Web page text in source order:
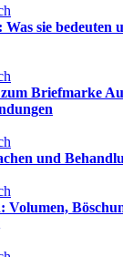
sie bedeuten
Briefmarke
und
Volumen,